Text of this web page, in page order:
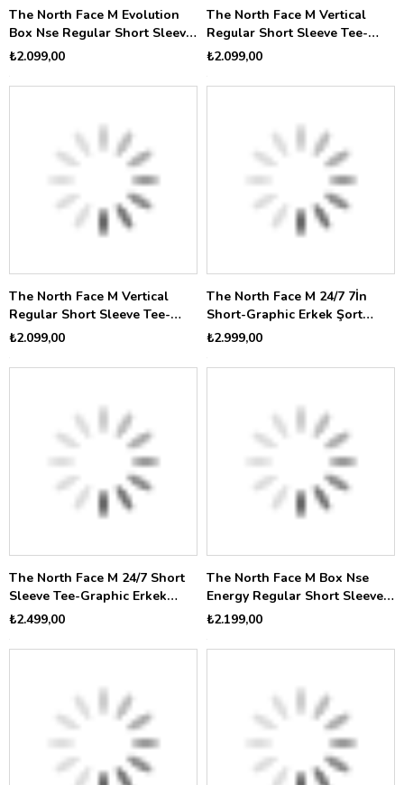
The North Face M Evolution
Box Nse Regular Short Sleeve
Erkek Tişört NF0A8B6KG571
₺2.099,00
The North Face M Vertical
Regular Short Sleeve Tee-
Grap Erkek Tişört
₺2.099,00
The North Face M Vertical
Regular Short Sleeve Tee-
Grap Erkek Tişört
₺2.099,00
The North Face M 24/7 7İn
Short-Graphic Erkek Şort
NF0A8G84JK31
₺2.999,00
The North Face M 24/7 Short
Sleeve Tee-Graphic Erkek
Tişört NF0A8G83JK31
₺2.499,00
The North Face M Box Nse
Energy Regular Short Sleeve
Te Erkek Tişört NF0A8G9VJK31
₺2.199,00